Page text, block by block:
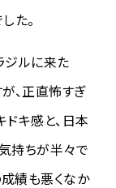
た。
ジルに来た
、正直怖すぎ
キ感と、日本
持ちが半々で
績も悪くなか